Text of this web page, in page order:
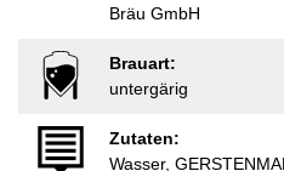
Bräu GmbH
Brauart:
untergärig
Zutaten:
Wasser,